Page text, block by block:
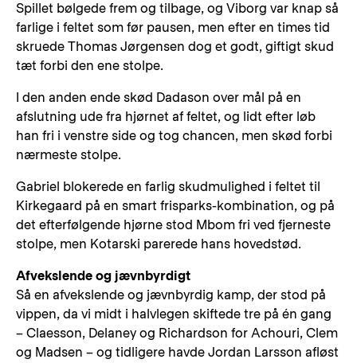
Spillet bølgede frem og tilbage, og Viborg var knap så
farlige i feltet som før pausen, men efter en times tid
skruede Thomas Jørgensen dog et godt, giftigt skud
tæt forbi den ene stolpe.
I den anden ende skød Dadason over mål på en
afslutning ude fra hjørnet af feltet, og lidt efter løb
han fri i venstre side og tog chancen, men skød forbi
nærmeste stolpe.
Gabriel blokerede en farlig skudmulighed i feltet til
Kirkegaard på en smart frisparks-kombination, og på
det efterfølgende hjørne stod Mbom fri ved fjerneste
stolpe, men Kotarski parerede hans hovedstød.
Afvekslende og jævnbyrdigt
Så en afvekslende og jævnbyrdig kamp, der stod på
vippen, da vi midt i halvlegen skiftede tre på én gang
– Claesson, Delaney og Richardson for Achouri, Clem
og Madsen – og tidligere havde Jordan Larsson afløst